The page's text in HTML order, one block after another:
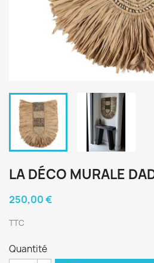
LA DÉCO MURALE
250,00 €
TTC
Quantité